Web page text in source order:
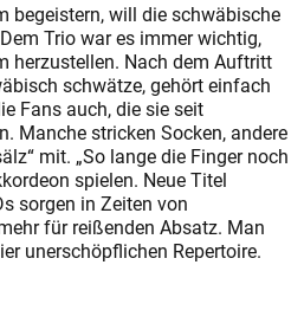
begeistern, will die schwäbische
Trio war es immer wichtig,
herzustellen. Nach dem Auftritt
schwätze, gehört einfach
Fans auch, die sie seit
Manche stricken Socken, andere
mit. „So lange die Finger noch
spielen. Neue Titel
sorgen in Zeiten von
für reißenden Absatz. Man
unerschöpflichen Repertoire.